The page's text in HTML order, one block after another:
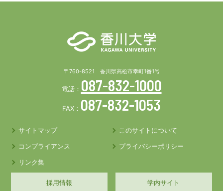
〒760-8521 香川県高松市幸町1番1号
電話： 087-832-1000
FAX： 087-832-1053
サイトマップ
このサイトについて
コンプライアンス
プライバシーポリシー
リンク集
採用情報 学内サイト